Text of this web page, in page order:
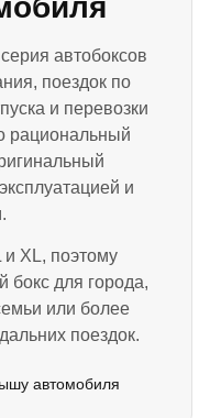
автобоксов
поездок по
и перевозки
рациональный
и
и XL, поэтому
бокс для города,
или более
поездок.